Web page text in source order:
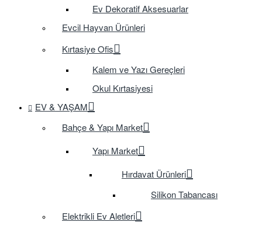
Ev Dekoratif Aksesuarlar
Evcil Hayvan Ürünleri
Kırtasiye Ofis
Kalem ve Yazı Gereçleri
Okul Kırtasiyesi
EV & YAŞAM
Bahçe & Yapı Market
Yapı Market
Hırdavat Ürünleri
Silikon Tabancası
Elektrikli Ev Aletleri